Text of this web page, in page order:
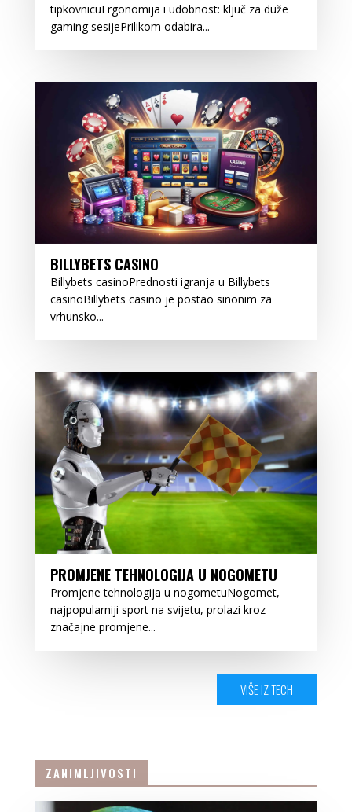
tipkovnicuErgonomija i udobnost: ključ za duže
gaming sesijePrilikom odabira...
BILLYBETS CASINO
Billybets casinoPrednosti igranja u Billybets
casinoBillybets casino je postao sinonim za
vrhunsko...
PROMJENE TEHNOLOGIJA U NOGOMETU
Promjene tehnologija u nogometuNogomet,
najpopularniji sport na svijetu, prolazi kroz
značajne promjene...
VIŠE IZ TECH
ZANIMLJIVOSTI